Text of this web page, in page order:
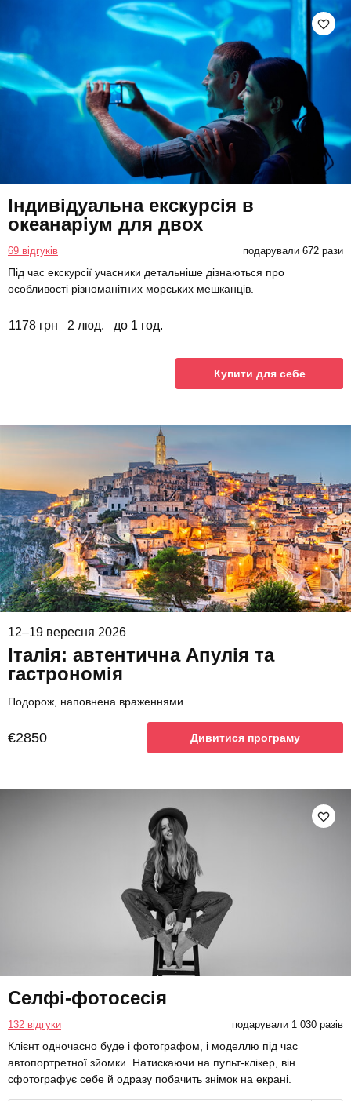
Індивідуальна екскурсія в
океанаріум для двох
69 відгуків подарували 672 рази
Під час екскурсії учасники детальніше дізнаються про
особливості різноманітних морських мешканців.
1178 грн 2 люд. до 1 год.
Купити для себе
12–19 вересня 2026
Італія: автентична Апулія та
гастрономія
Подорож, наповнена враженнями
€2850 Дивитися програму
Селфі-фотосесія
132 відгуки подарували 1 030 разів
Клієнт одночасно буде і фотографом, і моделлю під час
автопортретної зйомки. Натискаючи на пульт-клікер, він
сфотографує себе й одразу побачить знімок на екрані.